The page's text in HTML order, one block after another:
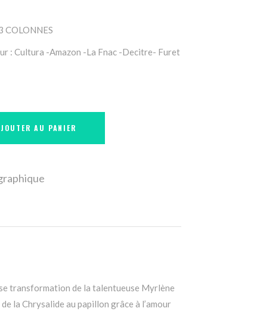
COLONNES
: Cultura -Amazon -La Fnac -Decitre- Furet
AU PANIER
transformation de la talentueuse Myrlène
la Chrysalide au papillon grâce à l’amour